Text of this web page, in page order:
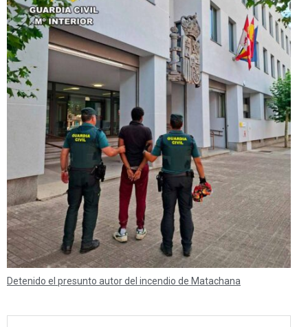
Detenido el presunto autor del incendio de Matachana